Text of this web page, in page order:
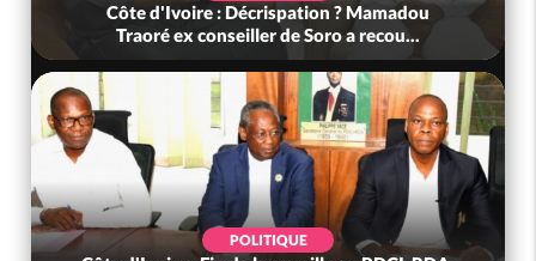
Côte d'Ivoire : Décrispation ? Mamadou
Traoré ex conseiller de Soro a recou...
POLITIQUE